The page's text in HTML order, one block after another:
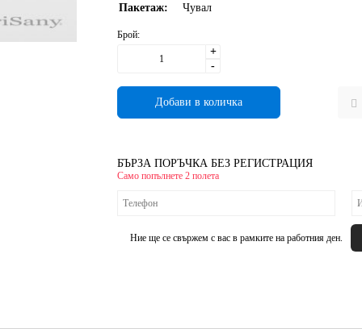
Пакетаж:
Чувал
Брой:
+
-
БЪРЗА ПОРЪЧКА БЕЗ РЕГИСТРАЦИЯ
Само попълнете 2 полета
Ние ще се свържем с вас в рамките на работния ден.